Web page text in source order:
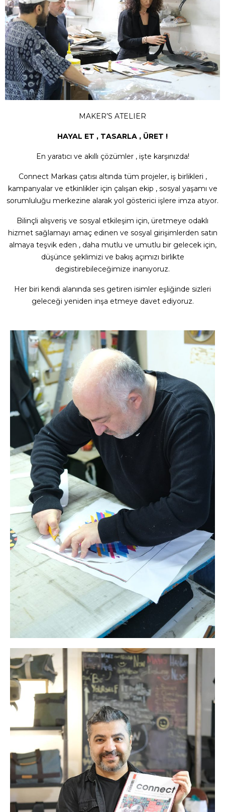
MAKER’S ATELIER
HAYAL ET , TASARLA , ÜRET !
En yaratıcı ve akıllı çözümler , işte karşınızda!
Connect Markası çatısı altında tüm projeler, iş birlikleri ,
kampanyalar ve etkinlikler için çalışan ekip , sosyal yaşamı ve
sorumluluğu merkezine alarak yol gösterici işlere imza atıyor.
Bilinçli alışveriş ve sosyal etkileşim için, üretmeye odaklı
hizmet sağlamayı amaç edinen ve sosyal girişimlerden satın
almaya teşvik eden , daha mutlu ve umutlu bir gelecek için,
düşünce şeklimizi ve bakış açımızı birlikte
degistirebileceğimize inanıyoruz.
Her biri kendi alanında ses getiren isimler eşliğinde sizleri
geleceği yeniden inşa etmeye davet ediyoruz.